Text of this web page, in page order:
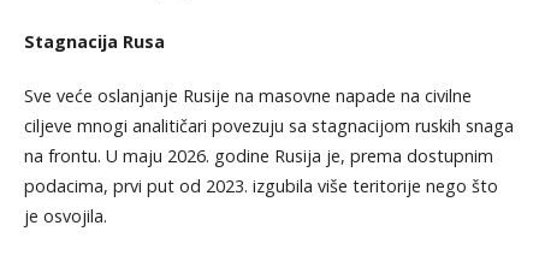
Stagnacija Rusa
Sve veće oslanjanje Rusije na masovne napade na civilne
ciljeve mnogi analitičari povezuju sa stagnacijom ruskih snaga
na frontu. U maju 2026. godine Rusija je, prema dostupnim
podacima, prvi put od 2023. izgubila više teritorije nego što
je osvojila.